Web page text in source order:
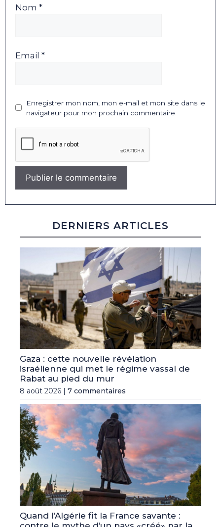
Nom *
Email *
Enregistrer mon nom, mon e-mail et mon site dans le
navigateur pour mon prochain commentaire.
DERNIERS ARTICLES
Gaza : cette nouvelle révélation
israélienne qui met le régime vassal de
Rabat au pied du mur
8 août 2026 | 7 commentaires
Quand l’Algérie fit la France savante :